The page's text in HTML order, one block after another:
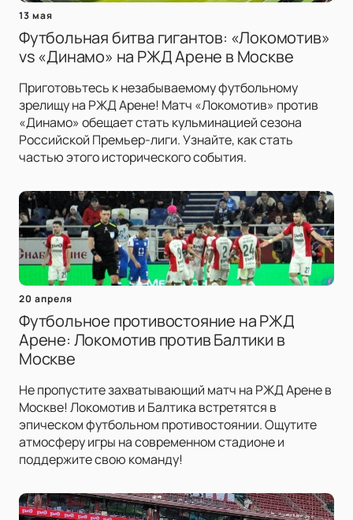
13 мая
Футбольная битва гигантов: «Локомотив»
vs «Динамо» на РЖД Арене в Москве
Приготовьтесь к незабываемому футбольному
зрелищу на РЖД Арене! Матч «Локомотив» против
«Динамо» обещает стать кульминацией сезона
Российской Премьер-лиги. Узнайте, как стать
частью этого исторического события.
20 апреля
Футбольное противостояние на РЖД
Арене: Локомотив против Балтики в
Москве
Не пропустите захватывающий матч на РЖД Арене в
Москве! Локомотив и Балтика встретятся в
эпическом футбольном противостоянии. Ощутите
атмосферу игры на современном стадионе и
поддержите свою команду!